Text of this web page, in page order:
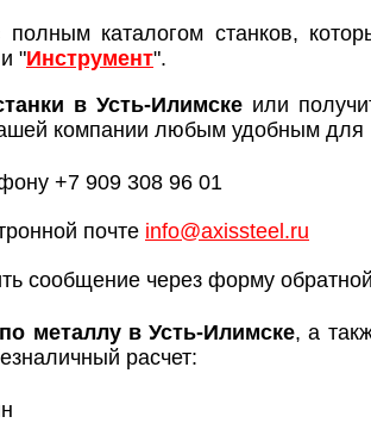
полным каталогом станков,
"Инструмент".
в Усть-Илимске или
компании любым удобным для
+7 909 308 96 01
почте info@axissteel.ru
сообщение через форму
металлу в Усть-Илимске, а
расчет: